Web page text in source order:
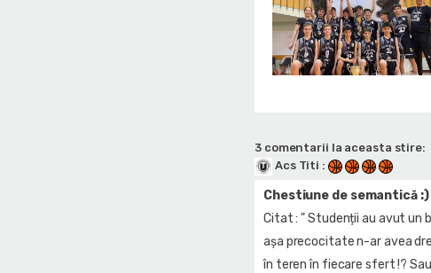
3 comentarii la aceasta stire:
Acs Titi :
Chestiune de semantică :)
Citat : " Studenții au avut un
așa precocitate n-ar avea
în teren în fiecare sfert !?